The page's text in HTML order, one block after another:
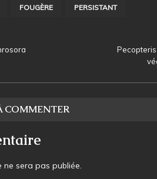
FOUGÈRE PERSISTANT
COMMENTER
sera pas publiée.